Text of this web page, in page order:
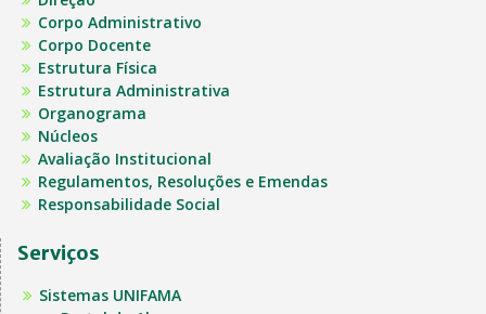
Corpo Administrativo
Corpo Docente
Estrutura Física
Estrutura Administrativa
Organograma
Núcleos
Avaliação Institucional
Regulamentos, Resoluções e Emendas
Responsabilidade Social
Serviços
Sistemas UNIFAMA